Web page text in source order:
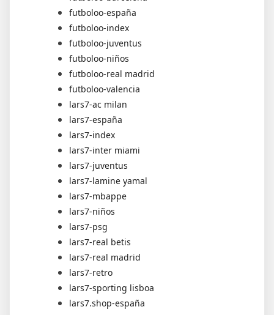
futboloo-españa
futboloo-index
futboloo-juventus
futboloo-niños
futboloo-real madrid
futboloo-valencia
lars7-ac milan
lars7-españa
lars7-index
lars7-inter miami
lars7-juventus
lars7-lamine yamal
lars7-mbappe
lars7-niños
lars7-psg
lars7-real betis
lars7-real madrid
lars7-retro
lars7-sporting lisboa
lars7.shop-españa